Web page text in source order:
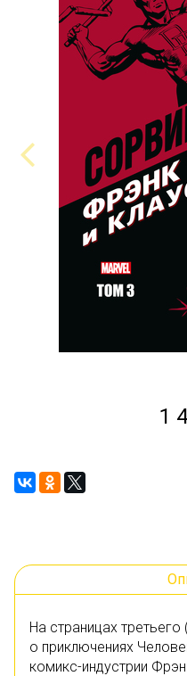
1
На страницах
о приключениях
комикс-индустрии